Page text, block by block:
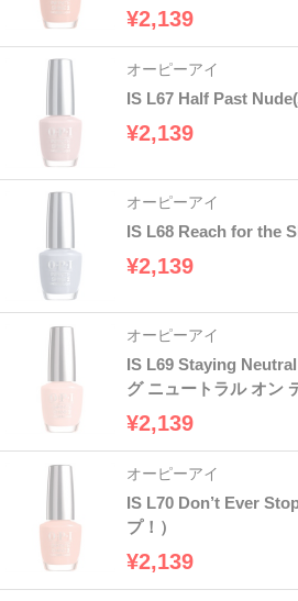
¥2,139
オーピーアイ
IS L67 Half Past
¥2,139
オーピーアイ
IS L68 Reach for the
¥2,139
オーピーアイ
IS L69 Staying
グ ニュートラル オン
¥2,139
オーピーアイ
IS L70 Don’t Ever
プ！）
¥2,139